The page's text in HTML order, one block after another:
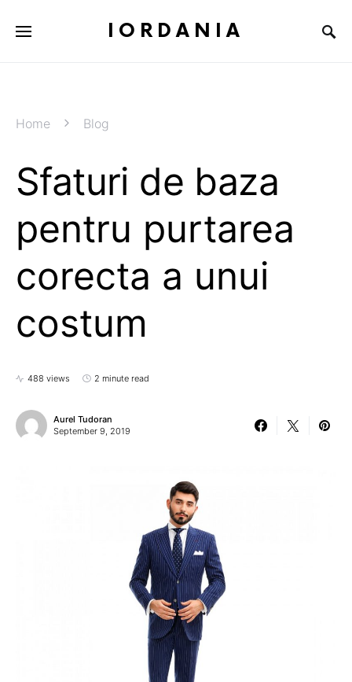
IORDANIA
Home Blog
Sfaturi de baza
pentru purtarea
corecta a unui
costum
488 views 2 minute read
Aurel Tudoran
September 9, 2019